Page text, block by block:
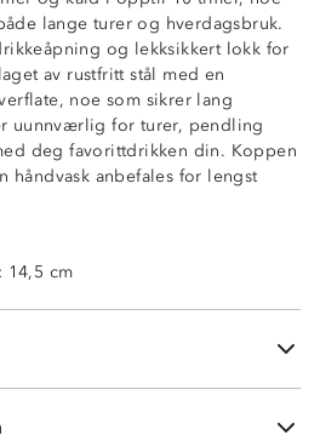
lange turer og hverdagsbruk.
og lekksikkert lokk for
av rustfritt stål med en
noe som sikrer lang
uunnværlig for turer, pendling
deg favorittdrikken din. Koppen
håndvask anbefales for lengst
14,5 cm
lokk
6 timer (ca. 50 grader+)
10 timer (ca. 10 grader)